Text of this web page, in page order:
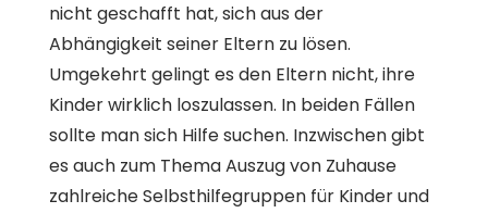
nicht geschafft hat, sich aus der
Abhängigkeit seiner Eltern zu lösen.
Umgekehrt gelingt es den Eltern nicht, ihre
Kinder wirklich loszulassen. In beiden Fällen
sollte man sich Hilfe suchen. Inzwischen gibt
es auch zum Thema Auszug von Zuhause
zahlreiche Selbsthilfegruppen für Kinder und